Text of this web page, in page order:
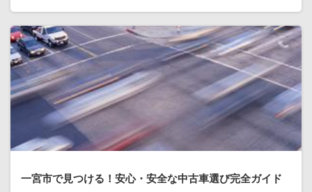
一宮市で見つける！安心・安全な中古車選び完全ガイド